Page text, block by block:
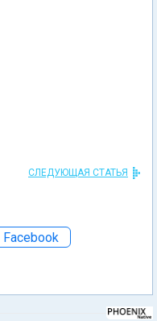
СЛЕДУЮЩАЯ СТАТЬЯ
Facebook